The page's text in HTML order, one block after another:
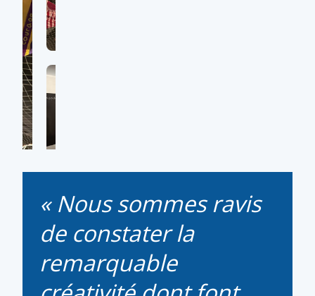
Nous sommes ravis
de constater la
remarquable